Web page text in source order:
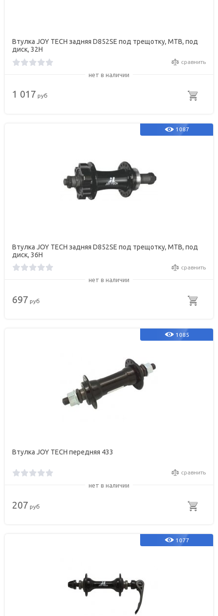
Втулка JOY TECH задняя D852SE под трещотку, МТВ, под
диск, 32Н
сравнить
нет в наличии
1 017 руб
1087
Втулка JOY TECH задняя D852SE под трещотку, МТВ, под
диск, 36Н
сравнить
нет в наличии
697 руб
1085
Втулка JOY TECH передняя 433
сравнить
нет в наличии
207 руб
1077